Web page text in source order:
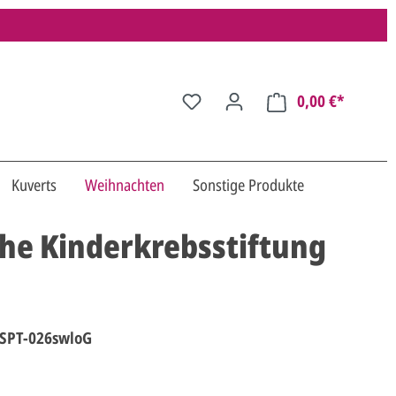
0,00 €*
Kuverts Weihnachten Sonstige Produkte
Kinderkrebsstiftung
026swloG